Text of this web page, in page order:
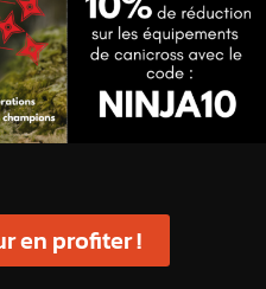
en profiter !